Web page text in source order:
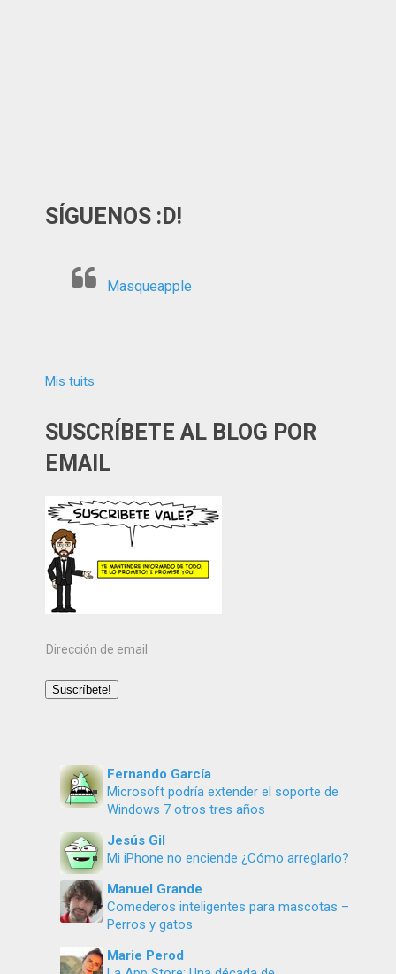
SÍGUENOS :D!
Masqueapple
Mis tuits
SUSCRÍBETE AL BLOG POR
EMAIL
Dirección
email
Suscríbete!
Fernando García
Microsoft podría extender el soporte de
Windows 7 otros tres años
Jesús Gil
Mi iPhone no enciende ¿Cómo arreglarlo?
Manuel Grande
Comederos inteligentes para mascotas –
Perros y gatos
Marie Perod